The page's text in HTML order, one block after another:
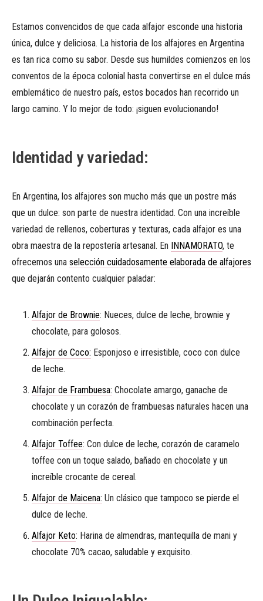
Estamos convencidos de que cada alfajor esconde una historia
única, dulce y deliciosa. La historia de los alfajores en Argentina
es tan rica como su sabor. Desde sus humildes comienzos en los
conventos de la época colonial hasta convertirse en el dulce más
emblemático de nuestro país, estos bocados han recorrido un
largo camino. Y lo mejor de todo: ¡siguen evolucionando!
Identidad y variedad:
En Argentina, los alfajores son mucho más que un postre más
que un dulce: son parte de nuestra identidad. Con una increíble
variedad de rellenos, coberturas y texturas, cada alfajor es una
obra maestra de la repostería artesanal. En INNAMORATO, te
ofrecemos una selección cuidadosamente elaborada de alfajores
que dejarán contento cualquier paladar:
Alfajor de Brownie: Nueces, dulce de leche, brownie y
chocolate, para golosos.
Alfajor de Coco: Esponjoso e irresistible, coco con dulce
de leche.
Alfajor de Frambuesa: Chocolate amargo, ganache de
chocolate y un corazón de frambuesas naturales hacen una
combinación perfecta.
Alfajor Toffee: Con dulce de leche, corazón de caramelo
toffee con un toque salado, bañado en chocolate y un
increíble crocante de cereal.
Alfajor de Maicena: Un clásico que tampoco se pierde el
dulce de leche.
Alfajor Keto: Harina de almendras, mantequilla de mani y
chocolate 70% cacao, saludable y exquisito.